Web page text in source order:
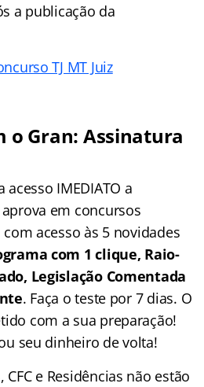
a publicação da
TJ MT Juiz
o Gran: Assinatura
IMEDIATO a
em concursos
acesso às 5 novidades
com 1 clique, Raio-
Legislação Comentada
. Faça o teste por 7 dias. O
com a sua preparação!
seu dinheiro de volta!
e Residências não estão